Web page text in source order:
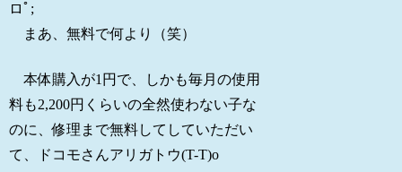
ロﾟ;
まあ、無料で何より（笑）
本体購入が1円で、しかも毎月の使用
料も2,200円くらいの全然使わない子な
のに、修理まで無料してしていただい
て、ドコモさんアリガトウ(T-T)o